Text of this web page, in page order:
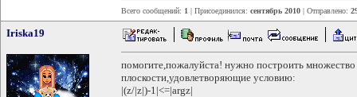
Всего сообщений: 1 | Присоединился: сентябрь 2010 | Отправлено:
Iriska19
помогите,пожалуйста! нужно построить множество
плоскости,удовлетворяющие условию:
|(z/|z|)-1|<=|argz|